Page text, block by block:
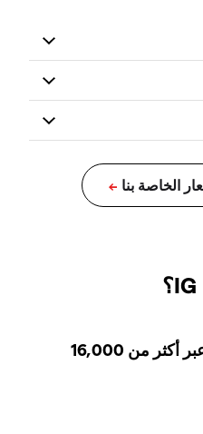
قم بالشراء أو البيع عبر أكثر من 16,000